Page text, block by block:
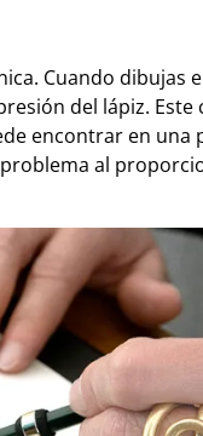
Cuando dibujas
del lápiz.
encontrar en una
al